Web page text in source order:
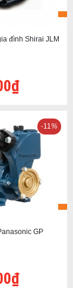
đình Shirai JLM
GP
-11%